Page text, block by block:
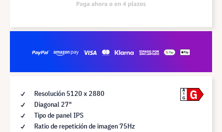
Resolución 5120 x 2880
Diagonal 27"
Tipo de panel IPS
Ratio de repetición de imagen 75Hz
A
G
G